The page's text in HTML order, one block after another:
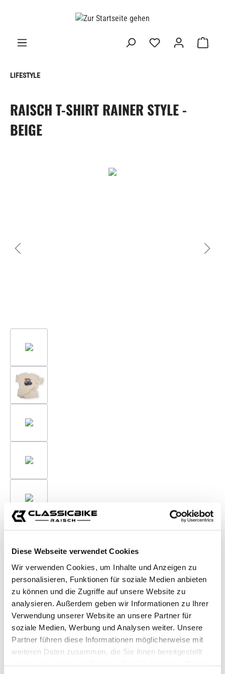
Diese Webseite verwendet Cookies
Wir verwenden Cookies, um Inhalte und Anzeigen zu
personalisieren, Funktionen für soziale Medien anbieten
zu können und die Zugriffe auf unsere Website zu
analysieren. Außerdem geben wir Informationen zu Ihrer
Verwendung unserer Website an unsere Partner für
soziale Medien, Werbung und Analysen weiter. Unsere
Partner führen diese Informationen möglicherweise mit
weiteren Daten zusammen, die Sie ihnen bereitgestellt
LIFESTYLE
RAISCH T-SHIRT RAINER STYLE -
BEIGE